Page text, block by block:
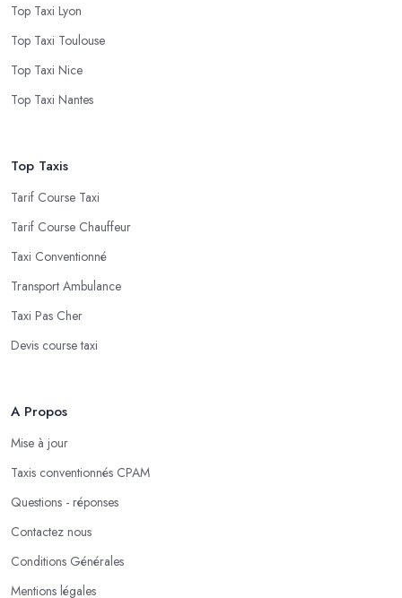
Top Taxi Lyon
Top Taxi Toulouse
Top Taxi Nice
Top Taxi Nantes
Top Taxis
Tarif Course Taxi
Tarif Course Chauffeur
Taxi Conventionné
Transport Ambulance
Taxi Pas Cher
Devis course taxi
A Propos
Mise à jour
Taxis conventionnés CPAM
Questions - réponses
Contactez nous
Conditions Générales
Mentions légales